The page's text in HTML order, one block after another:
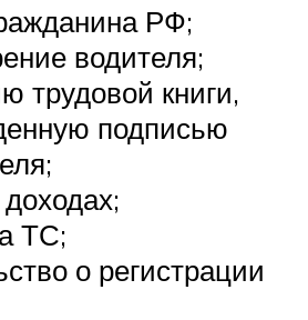
РФ;
водителя;
трудовой книги,
подписью
ТС;
о регистрации